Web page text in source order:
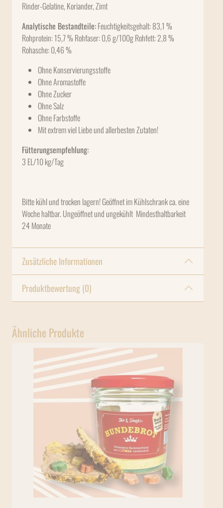
Rinder-Gelatine, Koriander, Zimt
Analytische Bestandteile:Feuchtigkeitsgehalt: 83,1 %
Rohprotein: 15,7 % Rohfaser: 0,6 g/100g Rohfett: 2,8 %
Rohasche: 0,46 %
Ohne Konservierungsstoffe
Ohne Aromastoffe
Ohne Zucker
Ohne Salz
Ohne Farbstoffe
Mit extrem viel Liebe und allerbesten Zutaten!
Fütterungsempfehlung:
3 EL/10 kg/Tag
Bitte kühl und trocken lagern! Geöffnet im Kühlschrank ca. eine
Woche haltbar. Ungeöffnet und ungekühlt Mindesthaltbarkeit
24 Monate
Zusätzliche Informationen
Produktbewertung (0)
Ähnliche Produkte